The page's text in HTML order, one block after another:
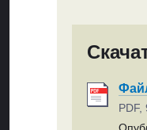
PDF,